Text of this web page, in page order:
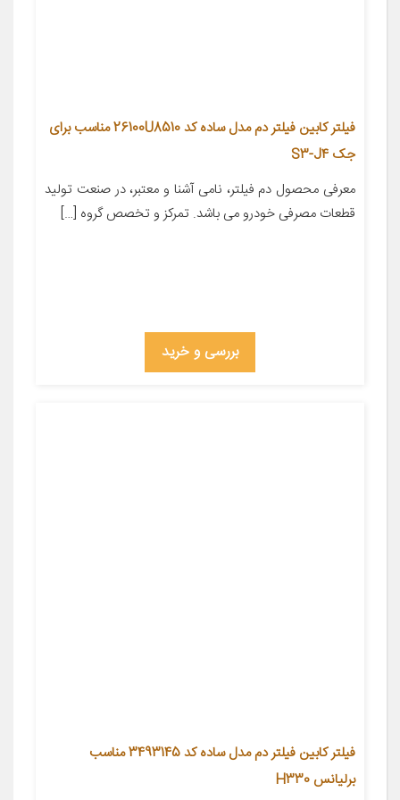
فیلتر کابین فیلتر دم مدل ساده کد 26100U8510 مناسب برای
جک S3-J4
معرفی محصول دم فیلتر، نامی آشنا و معتبر، در صنعت تولید
قطعات مصرفی خودرو می باشد. تمرکز و تخصص گروه […]
بررسی و خرید
فیلتر کابین فیلتر دم مدل ساده کد 3493145 مناسب
برلیانس H330